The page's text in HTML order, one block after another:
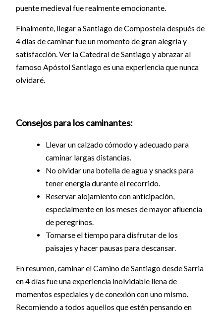
puente medieval fue realmente emocionante.
Finalmente, llegar a Santiago de Compostela después de
4 días de caminar fue un momento de gran alegría y
satisfacción. Ver la Catedral de Santiago y abrazar al
famoso Apóstol Santiago es una experiencia que nunca
olvidaré.
Consejos para los caminantes:
Llevar un calzado cómodo y adecuado para
caminar largas distancias.
No olvidar una botella de agua y snacks para
tener energía durante el recorrido.
Reservar alojamiento con anticipación,
especialmente en los meses de mayor afluencia
de peregrinos.
Tomarse el tiempo para disfrutar de los
paisajes y hacer pausas para descansar.
En resumen, caminar el Camino de Santiago desde Sarria
en 4 días fue una experiencia inolvidable llena de
momentos especiales y de conexión con uno mismo.
Recomiendo a todos aquellos que estén pensando en